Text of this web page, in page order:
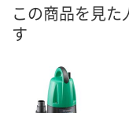
この商品を見
す